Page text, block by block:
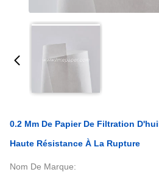
0.2 Mm De Papier De Filtration
Haute Résistance À La Rupture
Nom De Marque: